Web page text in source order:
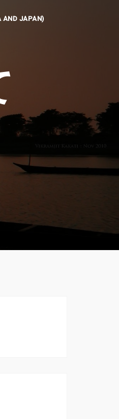
AND JAPAN)